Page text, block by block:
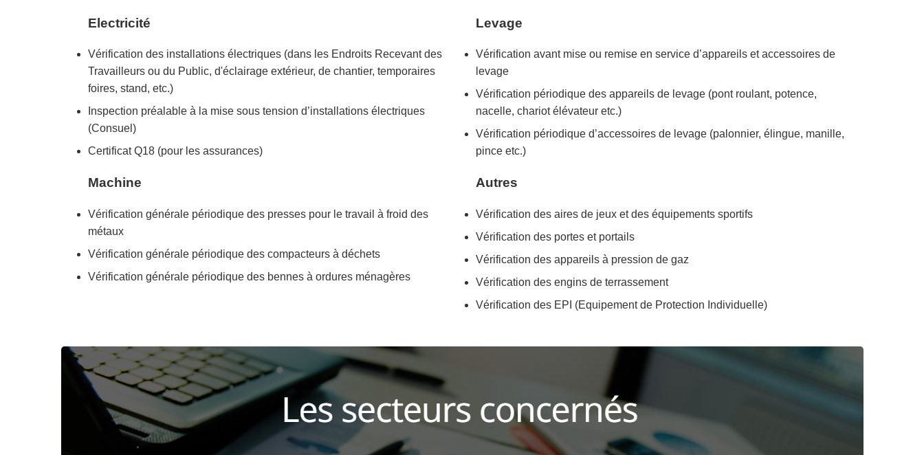
Electricité
Vérification des installations électriques (dans les Endroits Recevant des
Travailleurs ou du Public, d'éclairage extérieur, de chantier, temporaires
foires, stand, etc.)
Inspection préalable à la mise sous tension d’installations électriques
(Consuel)
Certificat Q18 (pour les assurances)
Machine
Vérification générale périodique des presses pour le travail à froid des
métaux
Vérification générale périodique des compacteurs à déchets
Vérification générale périodique des bennes à ordures ménagères
Levage
Vérification avant mise ou remise en service d’appareils et accessoires de
levage
Vérification périodique des appareils de levage (pont roulant, potence,
nacelle, chariot élévateur etc.)
Vérification périodique d’accessoires de levage (palonnier, élingue, manille,
pince etc.)
Autres
Vérification des aires de jeux et des équipements sportifs
Vérification des portes et portails
Vérification des appareils à pression de gaz
Vérification des engins de terrassement
Vérification des EPI (Equipement de Protection Individuelle)